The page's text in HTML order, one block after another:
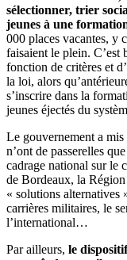
sélectionner, trier
jeunes à une
000 places vacantes, y
faisaient le plein. C’est
fonction de critères et
la loi, alors
s’inscrire dans la
jeunes éjectés du
Le gouvernement a mis
n’ont de passerelles
cadrage national sur le
de Bordeaux, la
« solutions alternatives
carrières militaires, le
l’international…
Par ailleurs, le